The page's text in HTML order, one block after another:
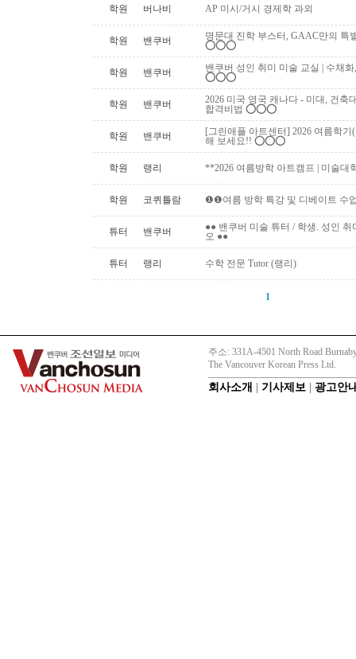
학원 버나비 AP 미시/거시 경제학 과외
학원 밴쿠버
명문대 진학 부스터, GAAC만의 특
⭕️⭕️⭕️
학원 밴쿠버
밴쿠버 성인 취미 미술 교실 | 수채
⭕️⭕️⭕️
학원 밴쿠버
2026 미국 영국 캐나다 - 미대, 건축
합격비법 ⭕️⭕️⭕️
학원 밴쿠버
[그린애플 아트센터] 2026 여름학
해 보세요!! ⭕️⭕️⭕️
학원 랭리 **2026 여름방학 아트캠프 | 미술대
학원 코퀴틀람 ❶❶여름 방학 특강 및 디베이트 수
튜터 밴쿠버
●● 밴쿠버 미술 튜터 / 학생. 성인
오 ●●
튜터 랭리 수학 전문 Tutor (랭리)
1
주소: 331A-4501 North Road
The Vancouver Korean Press Ltd.
회사소개 기사제보 광고안